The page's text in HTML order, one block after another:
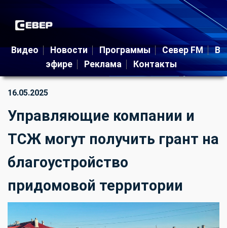
Видео Новости Программы Север FM
В
эфире
Реклама Контакты
16.05.2025
Управляющие компании и
ТСЖ могут получить грант на
благоустройство
придомовой территории